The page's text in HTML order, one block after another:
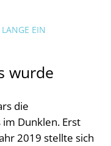
EIN
wurde
die
Dunklen. Erst
2019 stellte sich